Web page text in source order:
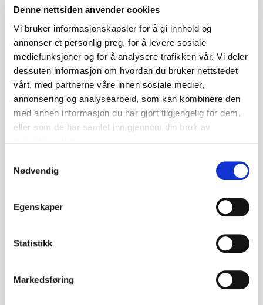
Denne nettsiden anvender cookies
Vi bruker informasjonskapsler for å gi innhold og
annonser et personlig preg, for å levere sosiale
mediefunksjoner og for å analysere trafikken vår. Vi deler
dessuten informasjon om hvordan du bruker nettstedet
vårt, med partnerne våre innen sosiale medier,
annonsering og analysearbeid, som kan kombinere den
med annen informasjon du har gjort tilgjengelig for dem,
eller som de har samlet inn gjennom din bruk av
Nødvendig
Egenskaper
Statistikk
Markedsføring
Hvis jeg var Agnes
«Hvis jeg var Agnes» av Nikoline Riis Lindahl er en roman
utgitt av Cappelen Damm i 2026. Boka er forfatterens
romandebut, og har fått terningkast 6 av Dagblad…